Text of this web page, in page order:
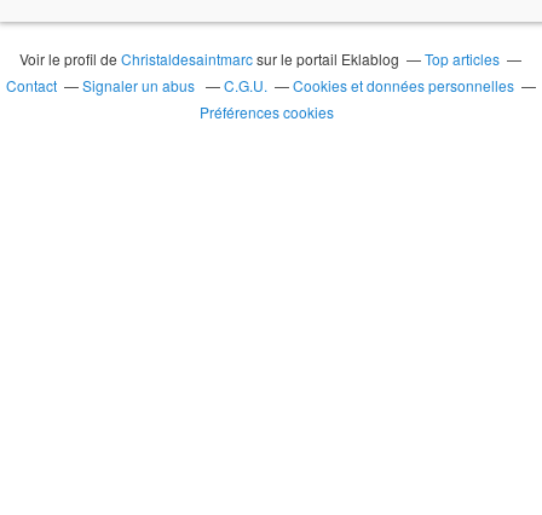
Voir le profil deChristaldesaintmarcsur le portail Eklablog
Top articles
Contact
Signaler un abus C.G.U.
Cookies et données personnelles
Préférences cookies